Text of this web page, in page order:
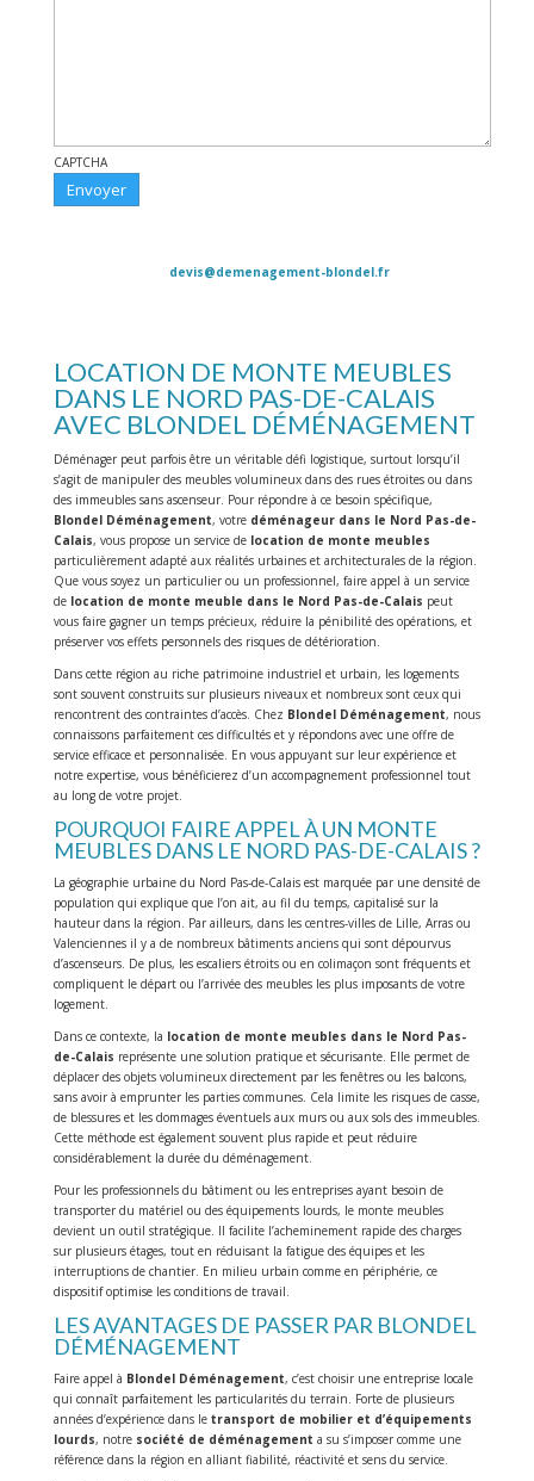
CAPTCHA
devis@demenagement-blondel.fr
LOCATION DE MONTE MEUBLES
DANS LE NORD PAS-DE-CALAIS
AVEC BLONDEL DÉMÉNAGEMENT
Déménager peut parfois être un véritable défi logistique, surtout lorsqu’il
s’agit de manipuler des meubles volumineux dans des rues étroites ou dans
des immeubles sans ascenseur. Pour répondre à ce besoin spécifique,
Blondel Déménagement, votre déménageur dans le Nord Pas-de-
Calais, vous propose un service de location de monte meubles
particulièrement adapté aux réalités urbaines et architecturales de la région.
Que vous soyez un particulier ou un professionnel, faire appel à un service
de location de monte meuble dans le Nord Pas-de-Calais peut
vous faire gagner un temps précieux, réduire la pénibilité des opérations, et
préserver vos effets personnels des risques de détérioration.
Dans cette région au riche patrimoine industriel et urbain, les logements
sont souvent construits sur plusieurs niveaux et nombreux sont ceux qui
rencontrent des contraintes d’accès. Chez Blondel Déménagement, nous
connaissons parfaitement ces difficultés et y répondons avec une offre de
service efficace et personnalisée. En vous appuyant sur leur expérience et
notre expertise, vous bénéficierez d’un accompagnement professionnel tout
au long de votre projet.
POURQUOI FAIRE APPEL À UN MONTE
MEUBLES DANS LE NORD PAS-DE-CALAIS ?
La géographie urbaine du Nord Pas-de-Calais est marquée par une densité de
population qui explique que l’on ait, au fil du temps, capitalisé sur la
hauteur dans la région. Par ailleurs, dans les centres-villes de Lille, Arras ou
Valenciennes il y a de nombreux bâtiments anciens qui sont dépourvus
d’ascenseurs. De plus, les escaliers étroits ou en colimaçon sont fréquents et
compliquent le départ ou l’arrivée des meubles les plus imposants de votre
logement.
Dans ce contexte, la location de monte meubles dans le Nord Pas-
de-Calais représente une solution pratique et sécurisante. Elle permet de
déplacer des objets volumineux directement par les fenêtres ou les balcons,
sans avoir à emprunter les parties communes. Cela limite les risques de casse,
de blessures et les dommages éventuels aux murs ou aux sols des immeubles.
Cette méthode est également souvent plus rapide et peut réduire
considérablement la durée du déménagement.
Pour les professionnels du bâtiment ou les entreprises ayant besoin de
transporter du matériel ou des équipements lourds, le monte meubles
devient un outil stratégique. Il facilite l’acheminement rapide des charges
sur plusieurs étages, tout en réduisant la fatigue des équipes et les
interruptions de chantier. En milieu urbain comme en périphérie, ce
dispositif optimise les conditions de travail.
LES AVANTAGES DE PASSER PAR BLONDEL
DÉMÉNAGEMENT
Faire appel à Blondel Déménagement, c’est choisir une entreprise locale
qui connaît parfaitement les particularités du terrain. Forte de plusieurs
années d’expérience dans le transport de mobilier et d’équipements
lourds, notre société de déménagement a su s’imposer comme une
référence dans la région en alliant fiabilité, réactivité et sens du service.